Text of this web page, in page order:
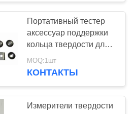
Портативный тестер
аксессуар поддержки
кольца твердости для
фасонных материалов
MOQ:1шт
КОНТАКТЫ
Измерители твердости